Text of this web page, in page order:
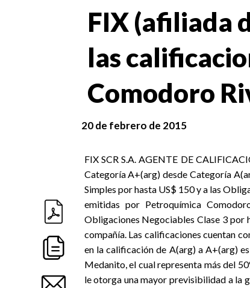
FIX (afiliada
las
Comodoro
20 de febrero de 2015
FIX SCR S.A. AGENTE DE
Categoría A+(arg) desde Categoría
Simples por hasta US$ 150 y a las
emitidas por Petroquímica
Obligaciones Negociables Clase 3
compañía. Las calificaciones cuentan
en la calificación de A(arg) a A+(arg)
Medanito, el cual representa más del
le otorga una mayor previsibilidad a la